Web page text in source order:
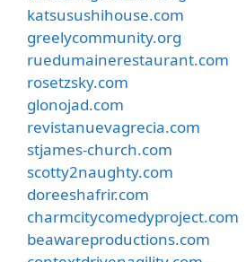
katsusushihouse.com
greelycommunity.org
ruedumainerestaurant.com
rosetzsky.com
glonojad.com
revistanuevagrecia.com
stjames-church.com
scotty2naughty.com
doreeshafrir.com
charmcitycomedyproject.com
beawareproductions.com